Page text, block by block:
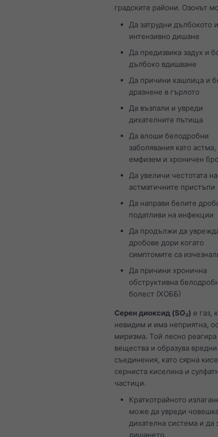
градските райони. Озонът
Да затрудни дълбокото и
интензивно дишане
Да предизвика задух и
дълбоко вдишване
Да причини кашлица и
дразнене в гърлото
Да възпали и увреди
дихателните пътища
Да влоши белодробни
заболявания като астма,
емфизем и хроничен
Да увеличи честотата на
астматичните пристъпи
Да направи белите
податливи на инфекции
Да продължи да
дробове дори когато
симптомите са
Да причини хронична
обструктивна
болест (ХОББ)
Серен диоксид (SO₂) е газ,
невидим и има неприятна,
миризма. Той лесно реагира
вещества и образува вредни
съединения, като сярна
серниста киселина и
частици.
Краткотрайното
може да увреди
дихателна система и да
дишането.